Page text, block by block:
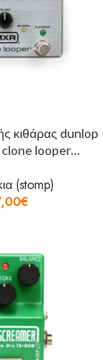
κιθάρας dunlop
looper…
(stomp)
€